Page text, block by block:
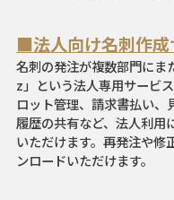
■法人向け名刺作
名刺の発注が複数部門にま
z」という法人専用サービ
ロット管理、請求書払い
履歴の共有など、法人利用
いただけます。再発注や
ンロードいただけます。